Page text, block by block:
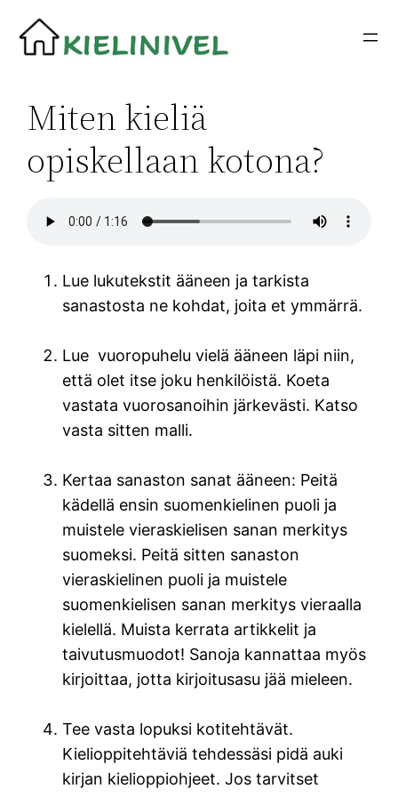
Siirry
sisältöön
Miten kieliä
opiskellaan kotona?
Lue lukutekstit ääneen ja tarkista
sanastosta ne kohdat, joita et ymmärrä.
Lue vuoropuhelu vielä ääneen läpi niin,
että olet itse joku henkilöistä. Koeta
vastata vuorosanoihin järkevästi. Katso
vasta sitten malli.
Kertaa sanaston sanat ääneen: Peitä
kädellä ensin suomenkielinen puoli ja
muistele vieraskielisen sanan merkitys
suomeksi. Peitä sitten sanaston
vieraskielinen puoli ja muistele
suomenkielisen sanan merkitys vieraalla
kielellä. Muista kerrata artikkelit ja
taivutusmuodot! Sanoja kannattaa myös
kirjoittaa, jotta kirjoitusasu jää mieleen.
Tee vasta lopuksi kotitehtävät.
Kielioppitehtäviä tehdessäsi pidä auki
kirjan kielioppiohjeet. Jos tarvitset